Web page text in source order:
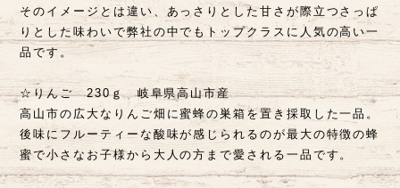
そのイメージとは違い、あっさりとした甘さが際立つさっぱ
りとした味わいで弊社の中でもトップクラスに人気の高い一
品です。
☆りんご 230ｇ 岐阜県高山市産
高山市の広大なりんご畑に蜜蜂の巣箱を置き採取した一品。
後味にフルーティーな酸味が感じられるのが最大の特徴の蜂
蜜で小さなお子様から大人の方まで愛される一品です。